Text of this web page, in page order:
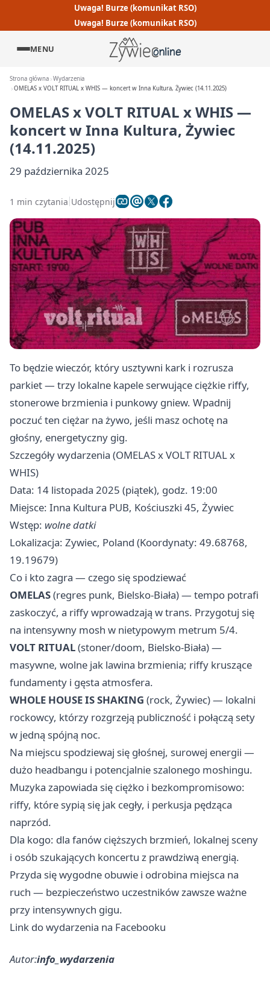
Uwaga! Burze (komunikat RSO)
Uwaga! Burze (komunikat RSO)
MENU
Strona główna Wydarzenia
OMELAS x VOLT RITUAL x WHIS — koncert w Inna Kultura, Żywiec (14.11.2025)
OMELAS x VOLT RITUAL x WHIS —
koncert w Inna Kultura, Żywiec
(14.11.2025)
29 października 2025
1 min czytania Udostępnij
To będzie wieczór, który usztywni kark i rozrusza
parkiet — trzy lokalne kapele serwujące ciężkie riffy,
stonerowe brzmienia i punkowy gniew. Wpadnij
poczuć ten ciężar na żywo, jeśli masz ochotę na
głośny, energetyczny gig.
Szczegóły wydarzenia (OMELAS x VOLT RITUAL x
WHIS)
Data: 14 listopada 2025 (piątek), godz. 19:00
Miejsce: Inna Kultura PUB, Kościuszki 45, Żywiec
Wstęp: wolne datki
Lokalizacja: Zywiec, Poland (Koordynaty: 49.68768,
19.19679)
Co i kto zagra — czego się spodziewać
OMELAS(regres punk, Bielsko-Biała) — tempo potrafi
zaskoczyć, a riffy wprowadzają w trans. Przygotuj się
na intensywny mosh w nietypowym metrum 5/4.
VOLT RITUAL(stoner/doom, Bielsko-Biała) —
masywne, wolne jak lawina brzmienia; riffy kruszące
fundamenty i gęsta atmosfera.
WHOLE HOUSE IS SHAKING (rock, Żywiec) — lokalni
rockowcy, którzy rozgrzeją publiczność i połączą sety
w jedną spójną noc.
Na miejscu spodziewaj się głośnej, surowej energii —
dużo headbangu i potencjalnie szalonego moshingu.
Muzyka zapowiada się ciężko i bezkompromisowo:
riffy, które sypią się jak cegły, i perkusja pędząca
naprzód.
Dla kogo: dla fanów cięższych brzmień, lokalnej sceny
i osób szukających koncertu z prawdziwą energią.
Przyda się wygodne obuwie i odrobina miejsca na
ruch — bezpieczeństwo uczestników zawsze ważne
przy intensywnych gigu.
Link do wydarzenia na Facebooku
Autor:info_wydarzenia